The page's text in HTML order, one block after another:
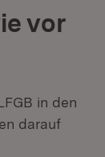
vor
in den
darauf